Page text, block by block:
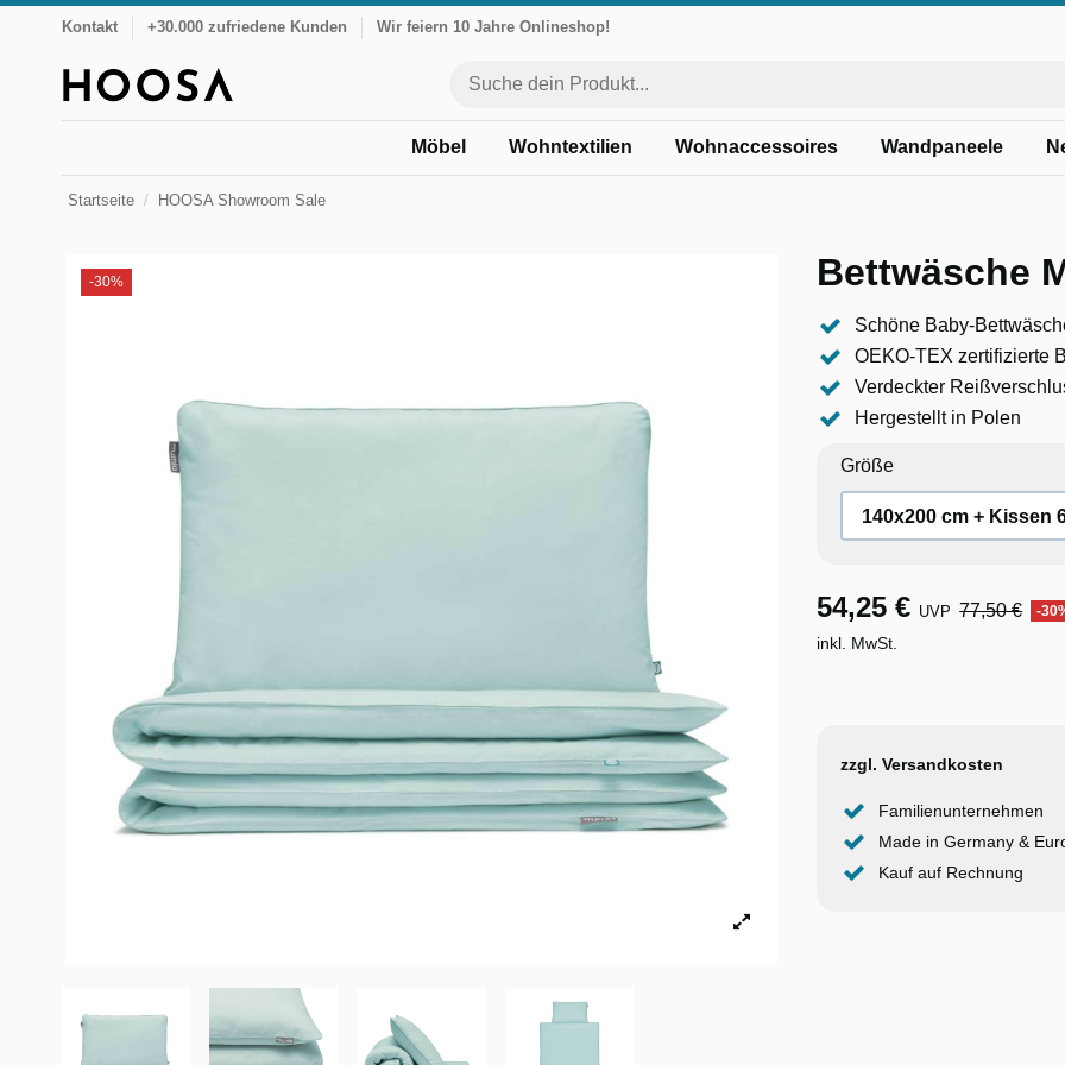
Kontakt +30.000 zufriedene Kunden Wir feiern 10 Jahre Onlineshop!
Möbel Wohntextilien Wohnaccessoires Wandpaneele
Startseite HOOSA Showroom Sale
-30% Bettwäsche
Schöne Baby-
OEKO-TEX zertifizierte
Verdeckter
Hergestellt in Polen
Größe
54,25 € UVP 77,50 € -
inkl. MwSt.
zzgl. Versandkosten
Familienunternehmen
Made in Germany &
Kauf auf Rechnung